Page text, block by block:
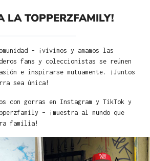
LA TOPPERZFAMILY!
– ¡vivimos y amamos las
fans y coleccionistas se reúnen
e inspirarse mutuamente. ¡Juntos
sea única!
con gorras en Instagram y TikTok y
– ¡muestra al mundo que
familia!